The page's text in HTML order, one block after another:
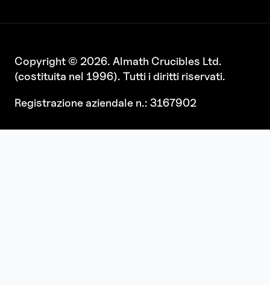
Copyright © 2026. Almath Crucibles Ltd.
(costituita nel 1996). Tutti i diritti riservati.
Registrazione aziendale n.: 3167902